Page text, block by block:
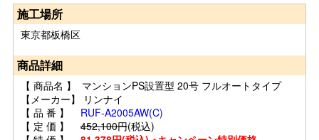
施工場所
東京都板橋区
商品詳細
【 商品名 】 マンションPS設置型 20号 フルオートタイプ
【メーカー】 リンナイ
【 品 番 】 RUF-A2005AW(C)
【 定 価 】 452,100円(税込)